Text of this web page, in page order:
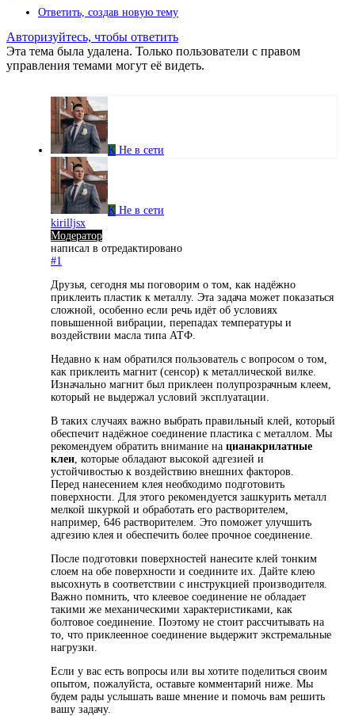
Ответить, создав новую тему
Авторизуйтесь, чтобы ответить
Эта тема была удалена. Только пользователи с правом
управления темами могут её видеть.
K Не в сети
K Не в сети
kirilljsx
Модератор
написал в отредактировано
#1
Друзья, сегодня мы поговорим о том, как надёжно
приклеить пластик к металлу. Эта задача может показаться
сложной, особенно если речь идёт об условиях
повышенной вибрации, перепадах температуры и
воздействии масла типа АТФ.
Недавно к нам обратился пользователь с вопросом о том,
как приклеить магнит (сенсор) к металлической вилке.
Изначально магнит был приклеен полупрозрачным клеем,
который не выдержал условий эксплуатации.
В таких случаях важно выбрать правильный клей, который
обеспечит надёжное соединение пластика с металлом. Мы
рекомендуем обратить внимание на цианакрилатные
клеи , которые обладают высокой адгезией и
устойчивостью к воздействию внешних факторов.
Перед нанесением клея необходимо подготовить
поверхности. Для этого рекомендуется зашкурить металл
мелкой шкуркой и обработать его растворителем,
например, 646 растворителем. Это поможет улучшить
адгезию клея и обеспечить более прочное соединение.
После подготовки поверхностей нанесите клей тонким
слоем на обе поверхности и соедините их. Дайте клею
высохнуть в соответствии с инструкцией производителя.
Важно помнить, что клеевое соединение не обладает
такими же механическими характеристиками, как
болтовое соединение. Поэтому не стоит рассчитывать на
то, что приклеенное соединение выдержит экстремальные
нагрузки.
Если у вас есть вопросы или вы хотите поделиться своим
опытом, пожалуйста, оставьте комментарий ниже. Мы
будем рады услышать ваше мнение и помочь вам решить
вашу задачу.